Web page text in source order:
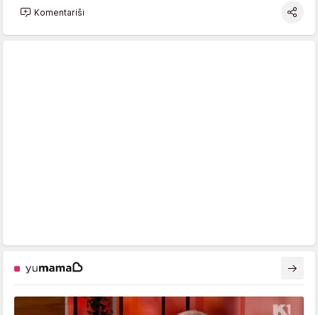
Komentariši